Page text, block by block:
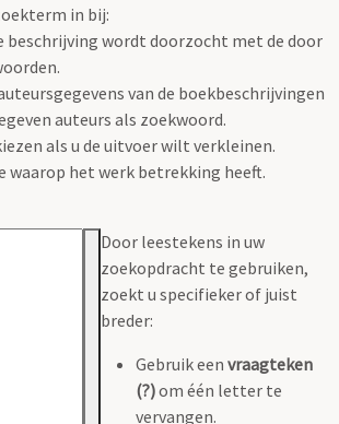
in bij:
beschrijving wordt doorzocht met de door
van de boekbeschrijvingen
auteurs als zoekwoord.
als u de uitvoer wilt verkleinen.
waarop het werk betrekking heeft.
Door leestekens in uw
zoekopdracht te gebruiken,
zoekt u specifieker of juist
breder:
Gebruik een vraagteken
(?)om één letter te
vervangen.